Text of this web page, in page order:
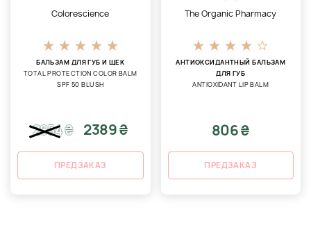
Colorescience
БАЛЬЗАМ ДЛЯ ГУБ И ЩЕК
TOTAL PROTECTION COLOR BALM
SPF 50 BLUSH
2654₴ 2389 ₴
ПРЕДЗАКАЗ
The Organic Pharmacy
АНТИОКСИДАНТНЫЙ БАЛЬЗАМ
ДЛЯ ГУБ
ANTIOXIDANT LIP BALM
806 ₴
ПРЕДЗАКАЗ